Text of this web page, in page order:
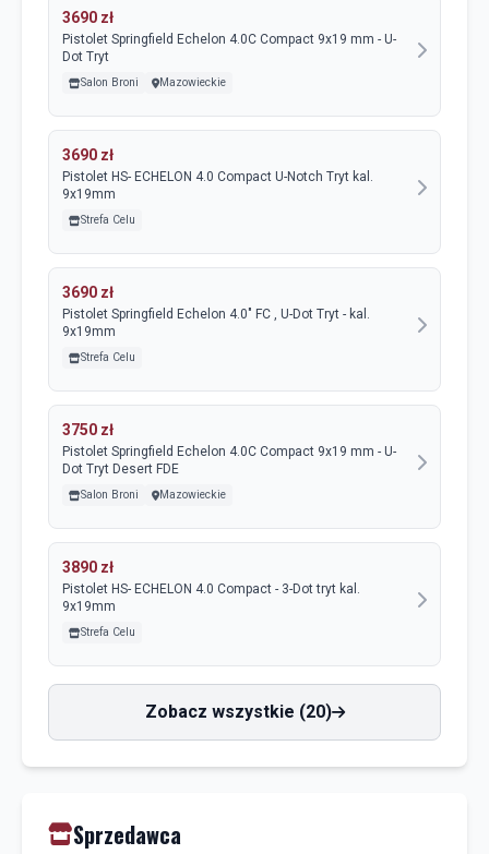
3690 zł
Pistolet Springfield Echelon 4.0C Compact 9x19 mm - U-
Dot Tryt
Salon Broni Mazowieckie
3690 zł
Pistolet HS- ECHELON 4.0 Compact U-Notch Tryt kal.
9x19mm
Strefa Celu
3690 zł
Pistolet Springfield Echelon 4.0" FC , U-Dot Tryt - kal.
9x19mm
Strefa Celu
3750 zł
Pistolet Springfield Echelon 4.0C Compact 9x19 mm - U-
Dot Tryt Desert FDE
Salon Broni Mazowieckie
3890 zł
Pistolet HS- ECHELON 4.0 Compact - 3-Dot tryt kal.
9x19mm
Strefa Celu
Zobacz wszystkie (20)
Sprzedawca